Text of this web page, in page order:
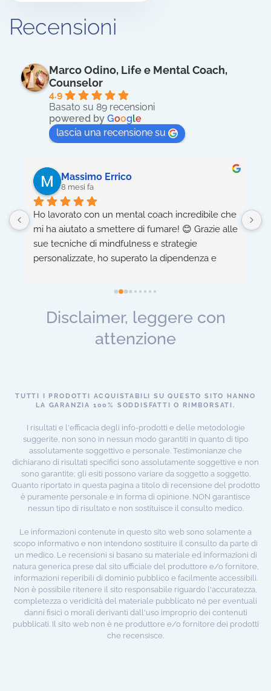
Recensioni
Marco Odino, Life e Mental Coach,
Counselor
4.9
Basato su 89 recensioni
powered by Google
lascia una recensione su
Massimo Errico
8 mesi fa
Ho lavorato con un mental coach incredibile che
mi ha aiutato a smettere di fumare! 😊 Grazie alle
sue tecniche di mindfulness e strategie
personalizzate, ho superato la dipendenza e
Consiglio vivamente! 👍
Disclaimer, leggere con
attenzione
TUTTI I PRODOTTI ACQUISTABILI SU QUESTO SITO HANNO
LA GARANZIA 100% SODDISFATTI O RIMBORSATI.
I risultati e l'efficacia degli info-prodotti e delle metodologie
suggerite, non sono in nessun modo garantiti in quanto di tipo
assolutamente soggettivo e personale. Testimonianze che
dichiarano di risultati specifici sono assolutamente soggettive e non
sono garantite; gli esiti possono variare da soggetto a soggetto.
Quanto riportato in questa pagina a titolo di recensione del prodotto
è puramente personale e in forma di opinione. NON garantisce
nessun tipo di risultato e non sostituisce il consulto medico.
Le informazioni contenute in questo sito web sono solamente a
scopo informativo e non intendono sostituire il consulto da parte di
un medico. Le recensioni si basano su materiale ed informazioni di
natura generica prese dal sito ufficiale del produttore e/o fornitore,
informazioni reperibili di dominio pubblico e facilmente accessibili.
Non è possibile ritenere il sito responsabile riguardo l'accuratezza,
completezza o veridicità del materiale pubblicato né per eventuali
danni fisici o morali derivanti dall'uso improprio dei contenuti
pubblicati. Il sito web non è ne produttore e/o fornitore dei prodotti
che recensisce.